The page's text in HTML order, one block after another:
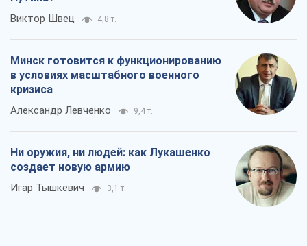
Виктор Швец 4,8 т.
Минск готовится к функционированию
в условиях масштабного военного
кризиса
Александр Левченко 9,4 т.
Ни оружия, ни людей: как Лукашенко
создает новую армию
Игар Тышкевич 3,1 т.